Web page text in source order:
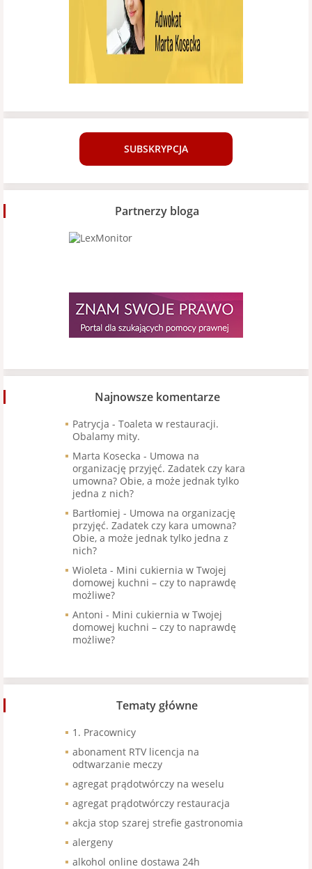
SUBSKRYPCJA
Partnerzy bloga
Najnowsze komentarze
Patrycja - Toaleta w restauracji.
Obalamy mity.
Marta Kosecka - Umowa na
organizację przyjęć. Zadatek czy kara
umowna? Obie, a może jednak tylko
jedna z nich?
Bartłomiej - Umowa na organizację
przyjęć. Zadatek czy kara umowna?
Obie, a może jednak tylko jedna z
nich?
Wioleta - Mini cukiernia w Twojej
domowej kuchni – czy to naprawdę
możliwe?
Antoni - Mini cukiernia w Twojej
domowej kuchni – czy to naprawdę
możliwe?
Tematy główne
1. Pracownicy
abonament RTV licencja na
odtwarzanie meczy
agregat prądotwórczy na weselu
agregat prądotwórczy restauracja
akcja stop szarej strefie gastronomia
alergeny
alkohol online dostawa 24h